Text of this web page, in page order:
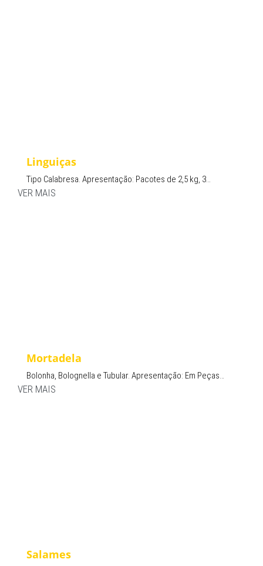
Linguiças
Tipo Calabresa. Apresentação: Pacotes de 2,5 kg, 3…
VER MAIS
Mortadela
Bolonha, Bolognella e Tubular. Apresentação: Em Peças…
VER MAIS
Salames